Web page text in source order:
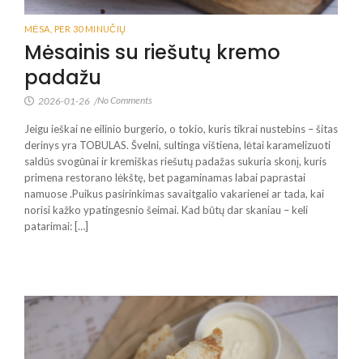
MĖSA PER 30 MINUČIŲ
Mėsainis su riešutų kremo
padažu
2026-01-26 /No Comments
Jeigu ieškai ne eilinio burgerio, o tokio, kuris tikrai nustebins – šitas
derinys yra TOBULAS. Švelni, sultinga vištiena, lėtai karamelizuoti
saldūs svogūnai ir kremiškas riešutų padažas sukuria skonį, kuris
primena restorano lėkštę, bet pagaminamas labai paprastai
namuose .Puikus pasirinkimas savaitgalio vakarienei ar tada, kai
norisi kažko ypatingesnio šeimai. Kad būtų dar skaniau – keli
patarimai: […]